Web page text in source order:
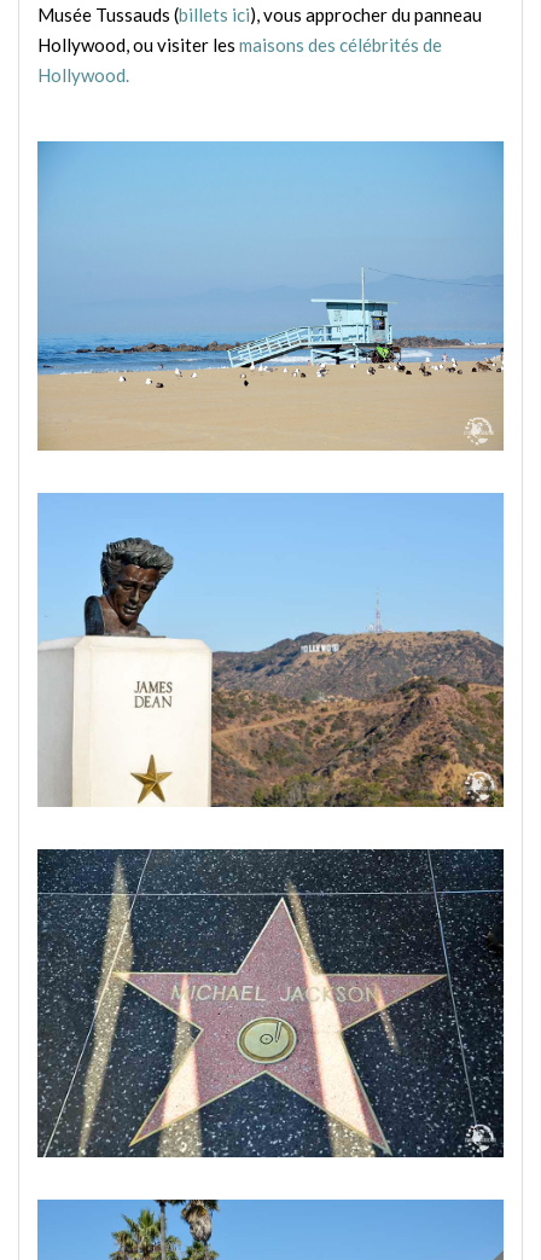
Musée Tussauds (billets ici), vous approcher du panneau
Hollywood, ou visiter les maisons des célébrités de
Hollywood.